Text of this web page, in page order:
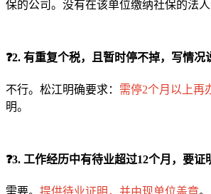
保的公司。没有在该单位缴纳社保的法人
❓2. 有重复个税，且暂时停不掉，写情况
不行。松江明确要求： 需停2个月以上再
明。
❓3. 工作经历中有待业超过12个月，要证
需要。 提供待业证明，并由现单位盖章。